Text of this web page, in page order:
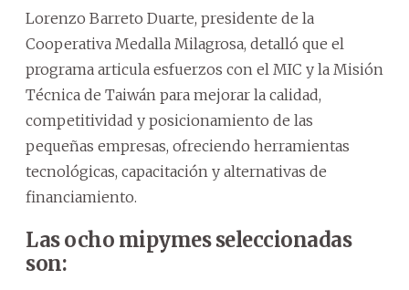
Lorenzo Barreto Duarte, presidente de la
Cooperativa Medalla Milagrosa, detalló que el
programa articula esfuerzos con el MIC y la Misión
Técnica de Taiwán para mejorar la calidad,
competitividad y posicionamiento de las
pequeñas empresas, ofreciendo herramientas
tecnológicas, capacitación y alternativas de
financiamiento.
Las ocho mipymes seleccionadas
son: